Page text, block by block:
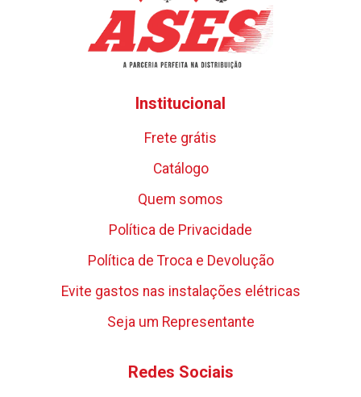
Institucional
Frete grátis
Catálogo
Quem somos
Política de Privacidade
Política de Troca e Devolução
Evite gastos nas instalações elétricas
Seja um Representante
Redes Sociais